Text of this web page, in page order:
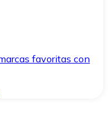
favoritas con